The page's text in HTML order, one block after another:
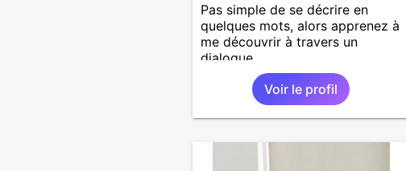
Pas simple de se décrire en
quelques mots, alors apprenez à
me découvrir à travers un
dialogue.
Voir le profil